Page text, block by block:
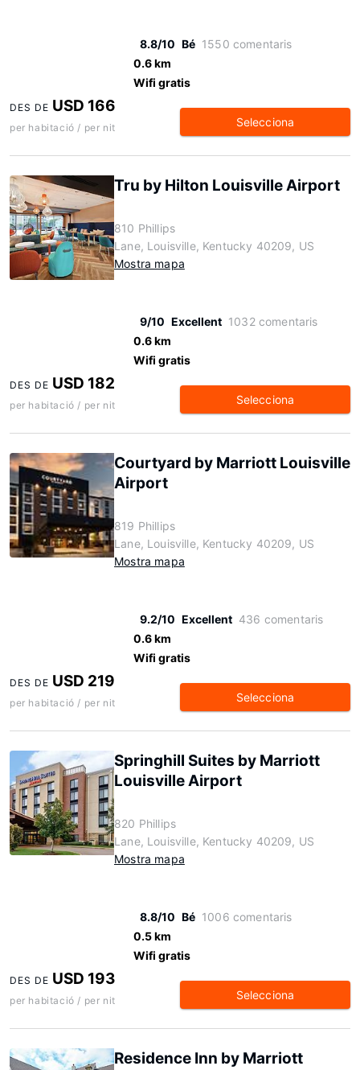
8.8/10 Bé 1550 comentaris
0.6 km
Wifi gratis
DES DE USD 166
per habitació / per nit Selecciona
Tru by Hilton Louisville Airport
810 Phillips
Lane, Louisville, Kentucky 40209, US
Mostra mapa
9/10 Excellent 1032 comentaris
0.6 km
Wifi gratis
DES DE USD 182
per habitació / per nit Selecciona
Courtyard by Marriott Louisville
Airport
819 Phillips
Lane, Louisville, Kentucky 40209, US
Mostra mapa
9.2/10 Excellent 436 comentaris
0.6 km
Wifi gratis
DES DE USD 219
per habitació / per nit Selecciona
Springhill Suites by Marriott
Louisville Airport
820 Phillips
Lane, Louisville, Kentucky 40209, US
Mostra mapa
8.8/10 Bé 1006 comentaris
0.5 km
Wifi gratis
DES DE USD 193
per habitació / per nit Selecciona
Residence Inn by Marriott